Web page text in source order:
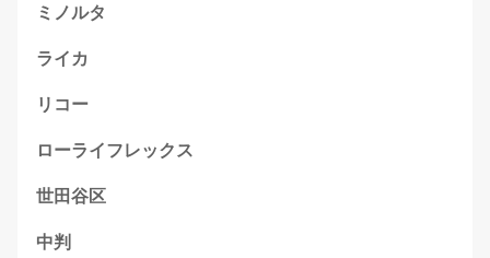
ミノルタ
ライカ
リコー
ローライフレックス
世田谷区
中判